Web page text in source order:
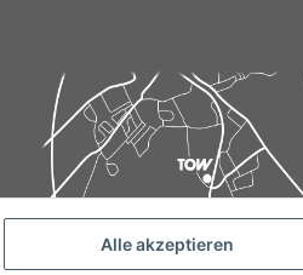
Alle akzeptieren